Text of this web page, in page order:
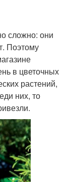
сложно: они
Поэтому
в цветочных
растений,
них, то